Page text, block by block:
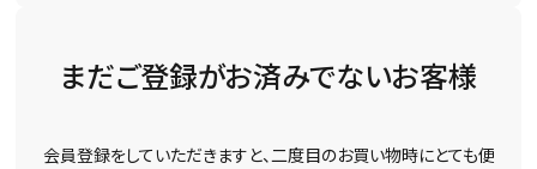
まだご登録がお済みでないお客様
会員登録をしていただきますと、二度目のお買い物時にとても便